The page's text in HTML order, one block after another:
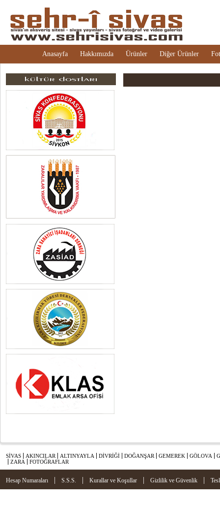
Anasayfa Hakkımızda Ürünler Diğer Ürünler
SİVAS AKINCILAR ALTINYAYLA DİVRİĞİ DOĞANŞAR GEMEREK GÖLOVA
ZARA
FOTOĞRAFLAR
Hesap Numaraları | S.S.S. | Kurallar ve Koşullar | Gizlilik ve Güvenlik |